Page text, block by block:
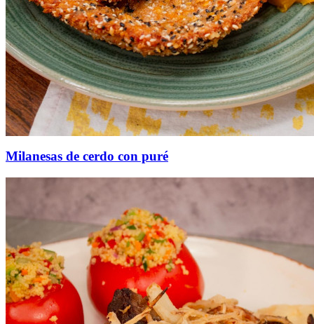
Milanesas de cerdo con puré